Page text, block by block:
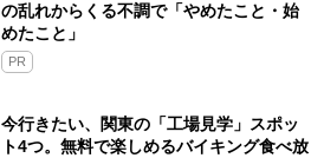
の乱れからくる不調で「やめたこと・始
めたこと」
PR
今行きたい、関東の「工場見学」スポッ
ト4つ。無料で楽しめるバイキング食べ放